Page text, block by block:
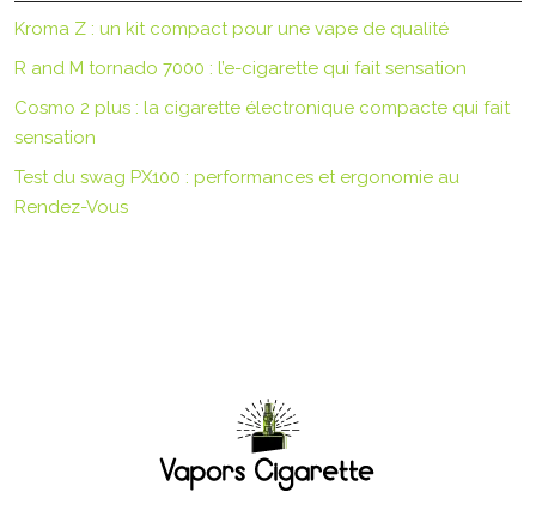
Kroma Z : un kit compact pour une vape de qualité
R and M tornado 7000 : l’e-cigarette qui fait sensation
Cosmo 2 plus : la cigarette électronique compacte qui fait
sensation
Test du swag PX100 : performances et ergonomie au
Rendez-Vous